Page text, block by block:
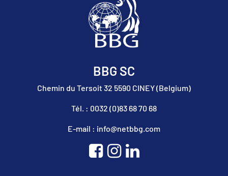
BBG SC
Chemin du Tersoit 32 5590 CINEY (Belgium)
Tél. : 0032 (0)83 68 70 68
E-mail : info@netbbg.com